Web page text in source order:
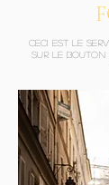
Ceci est le
sur le bouton